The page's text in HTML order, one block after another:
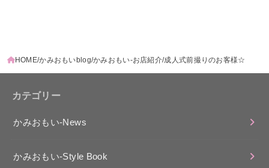
HOME かみおもいblog かみおもい-お店紹介 成人式前撮りのお客様☆
カテゴリー
かみおもい-News
かみおもい-Style Book